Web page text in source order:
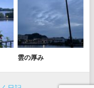
雲の厚み